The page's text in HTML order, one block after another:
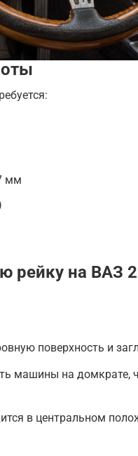
мм
рейку на ВАЗ
поверхность и
машины на домкрате,
в центральном